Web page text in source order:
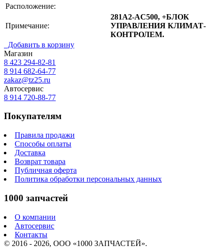
Расположение:
Примечание:
281A2-AC500, +БЛОК
УПРАВЛЕНИЯ КЛИМАТ-
КОНТРОЛЕМ.
Добавить в корзину
Магазин
8 423 294-82-81
8 914 682-64-77
zakaz@tz25.ru
Автосервис
8 914 720-88-77
Покупателям
Правила продажи
Способы оплаты
Доставка
Возврат товара
Публичная оферта
Политика обработки персональных данных
1000 запчастей
О компании
Автосервис
Контакты
© 2016 - 2026, ООО «1000 ЗАПЧАСТЕЙ».